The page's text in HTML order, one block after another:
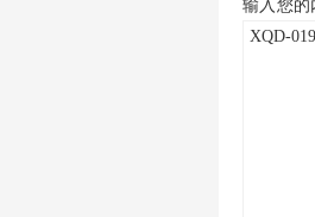
输入您